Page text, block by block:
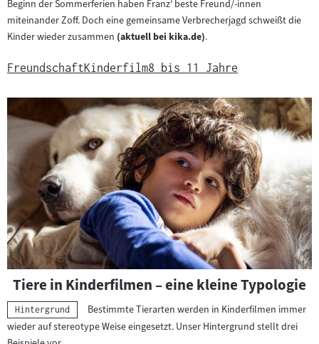
Beginn der Sommerferien haben Franz' beste Freund/-innen
miteinander Zoff. Doch eine gemeinsame Verbrecherjagd schweißt die
Kinder wieder zusammen (aktuell bei kika.de).
FreundschaftKinderfilm8 bis 11 Jahre
Tiere in Kinderfilmen – eine kleine Typologie
Kategorie:
Hintergrund
Bestimmte Tierarten werden in Kinderfilmen immer
wieder auf stereotype Weise eingesetzt. Unser Hintergrund stellt drei